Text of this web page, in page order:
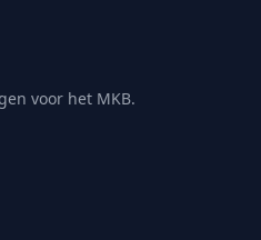
voor het MKB.